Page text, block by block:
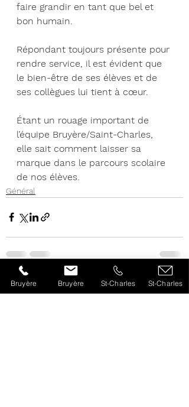
faire grandir en tant que bel et
bon humain.
Répondant toujours présente pour
rendre service, il est évident que
le bien-être de ses élèves et de
ses collègues lui tient à cœur.
Étant un rouage important de
l’équipe Bruyère/Saint-Charles,
elle sait comment laisser sa
marque dans le parcours scolaire
de nos élèves.
Général
Posts récents Voir tout
Bruyère Bruyère St-Charles St-Charles